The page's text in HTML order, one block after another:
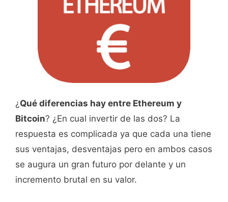
¿ Qué diferencias hay entre Ethereum y
Bitcoin? ¿En cual invertir de las dos? La
respuesta es complicada ya que cada una tiene
sus ventajas, desventajas pero en ambos casos
se augura un gran futuro por delante y un
incremento brutal en su valor.